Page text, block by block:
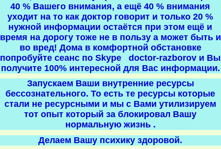
40 % Вашего внимания, а ещё 40 % внимания
уходит на то как доктор говорит и только 20 %
нужной информации остаётся при этом ещё и
время на дорогу тоже не в пользу а может быть и
во вред! Дома в комфортной обстановке
попробуйте сеанс по Skype doctor-razborov и Вы
получите 100% интересной для Вас информации.
Запускаем Ваши внутренние ресурсы
бессознательного. То есть те ресурсы которые
стали не ресурсными и мы с Вами утилизируем
тот опыт который за блокировал Вашу
нормальную жизнь .
Делаем Вашу психику здоровой.